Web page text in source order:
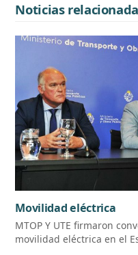
Noticias
Movilidad eléctrica
MTOP Y UTE firmaron
movilidad eléctrica en el